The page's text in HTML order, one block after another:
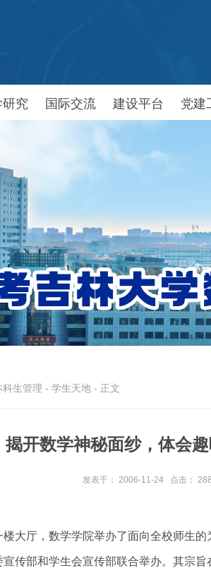
究 国际交流 建设平台 党建
科生管理 - 学生天地 - 正文
揭开数学神秘面纱，体会
发表于： 2006-11-24 点击：
大厅，数学学院举办了面向全校师生的
传部和学生会宣传部联合举办。其宗